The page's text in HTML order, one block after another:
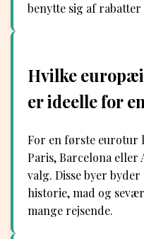
benytte sig af
Hvilke
er ideelle for
For en første eurotur
Paris, Barcelona
valg. Disse byer
historie, mad og
mange rejsende.